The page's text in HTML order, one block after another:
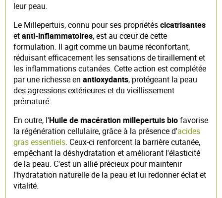
leur peau.
Le Millepertuis, connu pour ses propriétéscicatrisantes
etanti-inflammatoires, est au cœur de cette
formulation. Il agit comme un baume réconfortant,
réduisant efficacement les sensations de tiraillement et
les inflammations cutanées. Cette action est complétée
par une richesse en antioxydants, protégeant la peau
des agressions extérieures et du vieillissement
prématuré.
En outre, l'Huile de macération millepertuis biofavorise
la régénération cellulaire, grâce à la présence d'acides
gras essentiels. Ceux-ci renforcent la barrière cutanée,
empêchant la déshydratation et améliorant l'élasticité
de la peau. C'est un allié précieux pour maintenir
l'hydratation naturelle de la peau et lui redonner éclat et
vitalité.